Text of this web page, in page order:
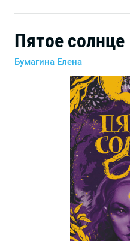
Пятое солнце
Бумагина Елена